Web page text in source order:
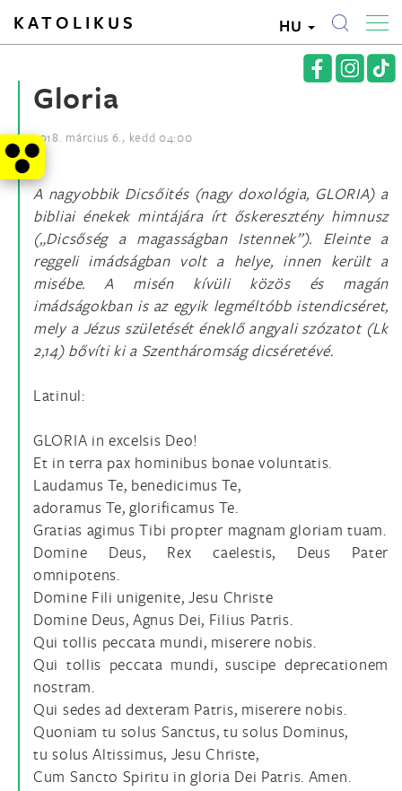
KATOLIKUS HU
Gloria
2018. március 6., kedd 04:00
A nagyobbik Dicsőités (nagy doxológia, GLORIA) a
bibliai énekek mintájára írt őskeresztény himnusz
(„Dicsőség a magasságban Istennek”). Eleinte a
reggeli imádságban volt a helye, innen került a
misébe. A misén kívüli közös és magán
imádságokban is az egyik legméltóbb istendicséret,
mely a Jézus születését éneklő angyali szózatot (Lk
2,14) bővíti ki a Szentháromság dicséretévé.
Latinul:
GLORIA in excelsis Deo!
Et in terra pax hominibus bonae voluntatis.
Laudamus Te, benedicimus Te,
adoramus Te, glorificamus Te.
Gratias agimus Tibi propter magnam gloriam tuam.
Domine Deus, Rex caelestis, Deus Pater
omnipotens.
Domine Fili unigenite, Jesu Christe
Domine Deus, Agnus Dei, Filius Patris.
Qui tollis peccata mundi, miserere nobis.
Qui tollis peccata mundi, suscipe deprecationem
nostram.
Qui sedes ad dexteram Patris, miserere nobis.
Quoniam tu solus Sanctus, tu solus Dominus,
tu solus Altissimus, Jesu Christe,
Cum Sancto Spiritu in gloria Dei Patris. Amen.